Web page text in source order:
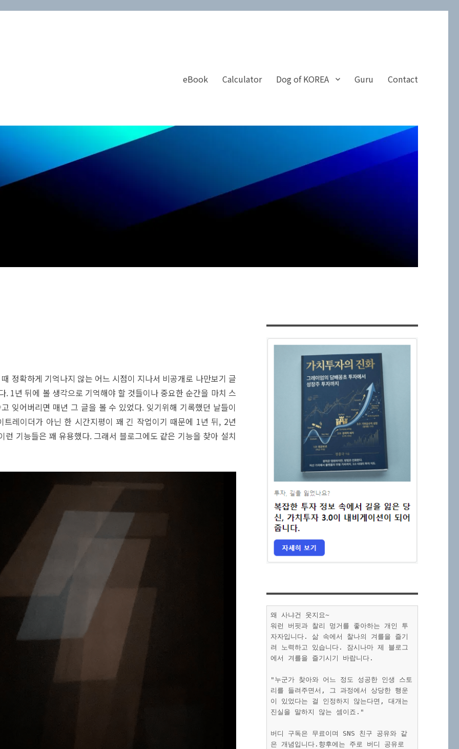
eBook Calculator Dog of KOREA Guru Contact
정확하게 기억나지 않는 어느 시점이 지나서 비공개로 나만보기 글
. 1년 뒤에 볼 생각으로 기억해야 할 것들이나 중요한 순간을 마치 스
잊어버리면 매년 그 글을 볼 수 있었다. 잊기위해 기록했던 날들이
트레이더가 아닌 한 시간지평이 꽤 긴 작업이기 때문에 1년 뒤, 2년
런 기능들은 꽤 유용했다. 그래서 블로그에도 같은 기능을 찾아 설치
왜 사냐건 웃지요~
워런 버핏과 찰리 멍거를 좋아하는 개인 투
자자입니다. 삶 속에서 찰나의 겨를을 즐기
려 노력하고 있습니다. 잠시나마 제 블로그
에서 겨를을 즐기시기 바랍니다.
"누군가 찾아와 어느 정도 성공한 인생 스토
리를 들려주면서, 그 과정에서 상당한 행운
이 있었다는 걸 인정하지 않는다면, 대개는
진실을 말하지 않는 셈이죠."
버디 구독은 무료이며 SNS 친구 공유와 같
은 개념입니다.향후에는 주로 버디 공유로